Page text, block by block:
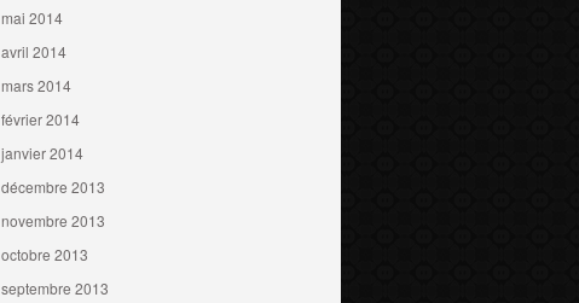
mai 2014
avril 2014
mars 2014
février 2014
janvier 2014
décembre 2013
novembre 2013
octobre 2013
septembre 2013